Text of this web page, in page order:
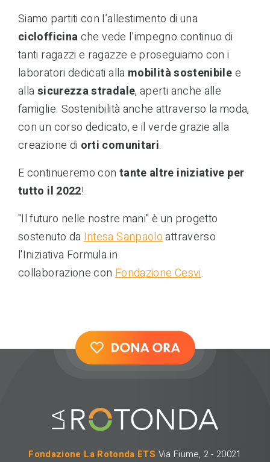
Siamo partiti con l’allestimento di una
ciclofficinache vede l’impegno continuo di
tanti ragazzi e ragazze e proseguiamo con i
laboratori dedicati alla mobilità sostenibilee
allasicurezza stradale, aperti anche alle
famiglie. Sostenibilità anche attraverso la moda,
con un corso dedicato, e il verde grazie alla
creazione di orti comunitari.
E continueremo con tante altre iniziative per
tutto il 2022!
"Il futuro nelle nostre mani" è un progetto
sostenuto daIntesa Sanpaoloattraverso
l'Iniziativa Formula in
collaborazione conFondazione Cesvi.
Fondazione La Rotonda ETS Via Fiume, 2 - 20021